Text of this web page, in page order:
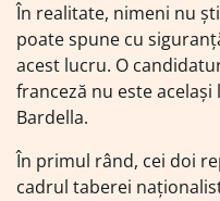
În realitate, nimeni nu
poate spune cu
acest lucru. O
franceză nu este
Bardella.
În primul rând, cei doi
cadrul taberei